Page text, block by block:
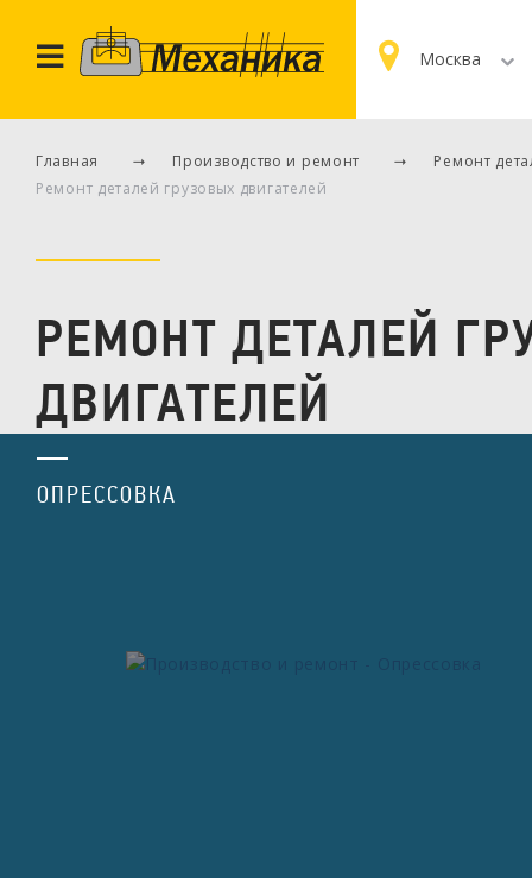
Москва
Главная Производство и ремонт
Ремонт
Ремонт деталей грузовых двигателей
РЕМОНТ ДЕТАЛЕЙ
ДВИГАТЕЛЕЙ
ОПРЕССОВКА